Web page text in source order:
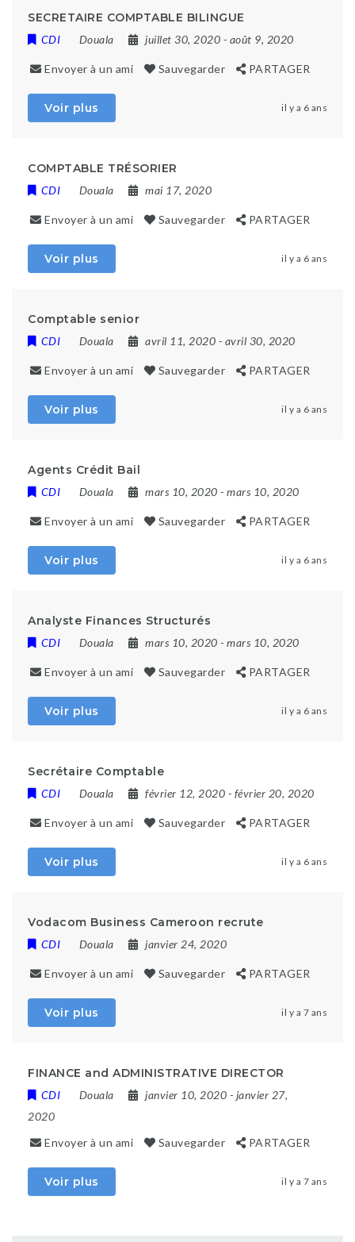
SECRETAIRE COMPTABLE BILINGUE
CDI Douala juillet 30, 2020 - août 9, 2020
Envoyer à un ami Sauvegarder PARTAGER
Voir plus il y a 6 ans
COMPTABLE TRÉSORIER
CDI Douala mai 17, 2020
Envoyer à un ami Sauvegarder PARTAGER
Voir plus il y a 6 ans
Comptable senior
CDI Douala avril 11, 2020 - avril 30, 2020
Envoyer à un ami Sauvegarder PARTAGER
Voir plus il y a 6 ans
Agents Crédit Bail
CDI Douala mars 10, 2020 - mars 10, 2020
Envoyer à un ami Sauvegarder PARTAGER
Voir plus il y a 6 ans
Analyste Finances Structurés
CDI Douala mars 10, 2020 - mars 10, 2020
Envoyer à un ami Sauvegarder PARTAGER
Voir plus il y a 6 ans
Secrétaire Comptable
CDI Douala février 12, 2020 - février 20, 2020
Envoyer à un ami Sauvegarder PARTAGER
Voir plus il y a 6 ans
Vodacom Business Cameroon recrute
CDI Douala janvier 24, 2020
Envoyer à un ami Sauvegarder PARTAGER
Voir plus il y a 7 ans
FINANCE and ADMINISTRATIVE DIRECTOR
CDI Douala janvier 10, 2020 - janvier 27,
2020
Envoyer à un ami
Sauvegarder PARTAGER
Voir plus il y a 7 ans